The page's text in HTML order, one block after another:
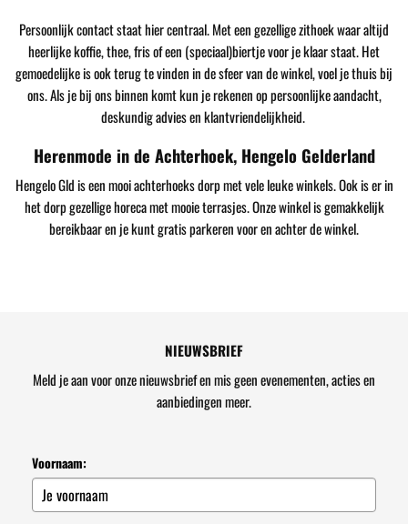
Persoonlijk contact staat hier centraal. Met een gezellige zithoek waar altijd
heerlijke koffie, thee, fris of een (speciaal)biertje voor je klaar staat. Het
gemoedelijke is ook terug te vinden in de sfeer van de winkel, voel je thuis bij
ons. Als je bij ons binnen komt kun je rekenen op persoonlijke aandacht,
deskundig advies en klantvriendelijkheid.
Herenmode in de Achterhoek, Hengelo Gelderland
Hengelo Gld is een mooi achterhoeks dorp met vele leuke winkels. Ook is er in
het dorp gezellige horeca met mooie terrasjes. Onze winkel is gemakkelijk
bereikbaar en je kunt gratis parkeren voor en achter de winkel.
NIEUWSBRIEF
Meld je aan voor onze nieuwsbrief en mis geen evenementen, acties en
aanbiedingen meer.
Voornaam: